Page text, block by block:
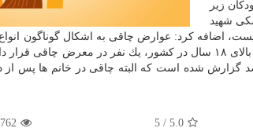
زیر
شهید
اضافه كرد: عوارض چاقی به اشكال گوناگون
اظهار داشت: آمارها نشان داده است كه از هر دو نفر جمعیت بالای ۱۸ سال در كشور،
آموزان پسر ۲۲ درصد و دانش آموزان دختر ۲۰ درصد گزارش شده است كه البته چاقی
5.0
/ 5